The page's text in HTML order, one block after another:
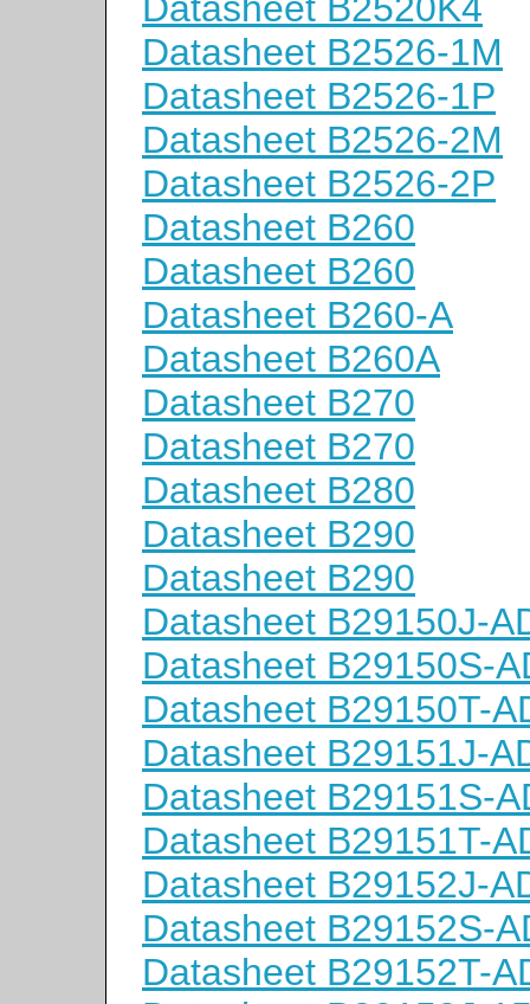
Datasheet B2526-1M
Datasheet B2526-1P
Datasheet B2526-2M
Datasheet B2526-2P
Datasheet B260
Datasheet B260
Datasheet B260-A
Datasheet B260A
Datasheet B270
Datasheet B270
Datasheet B280
Datasheet B290
Datasheet B290
Datasheet B29150J-
Datasheet B29150S-
Datasheet B29150T-
Datasheet B29151J-
Datasheet B29151S-
Datasheet B29151T-
Datasheet B29152J-
Datasheet B29152S-
Datasheet B29152T-